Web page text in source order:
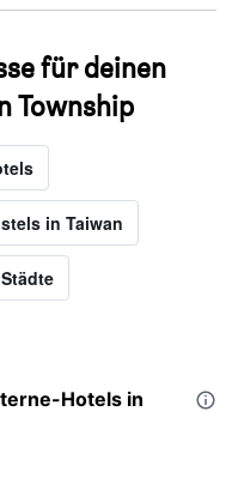
für deinen
Township
in Taiwan
Hotels in